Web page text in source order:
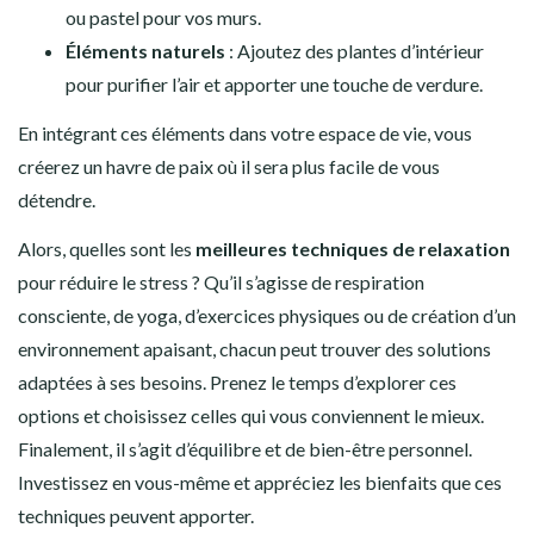
ou pastel pour vos murs.
Éléments naturels : Ajoutez des plantes d’intérieur
pour purifier l’air et apporter une touche de verdure.
En intégrant ces éléments dans votre espace de vie, vous
créerez un havre de paix où il sera plus facile de vous
détendre.
Alors, quelles sont les meilleures techniques de relaxation
pour réduire le stress ? Qu’il s’agisse de respiration
consciente, de yoga, d’exercices physiques ou de création d’un
environnement apaisant, chacun peut trouver des solutions
adaptées à ses besoins. Prenez le temps d’explorer ces
options et choisissez celles qui vous conviennent le mieux.
Finalement, il s’agit d’équilibre et de bien-être personnel.
Investissez en vous-même et appréciez les bienfaits que ces
techniques peuvent apporter.